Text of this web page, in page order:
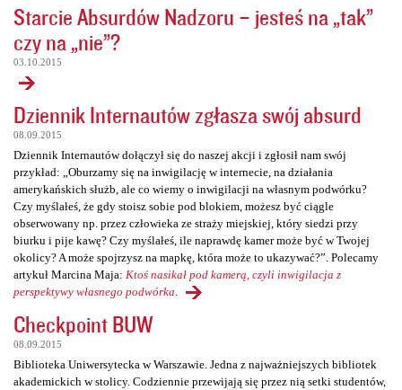
Starcie Absurdów Nadzoru – jesteś na „tak”
czy na „nie”?
03.10.2015
Dziennik Internautów zgłasza swój absurd
08.09.2015
Dziennik Internautów dołączył się do naszej akcji i zgłosił nam swój
przykład: „Oburzamy się na inwigilację w internecie, na działania
amerykańskich służb, ale co wiemy o inwigilacji na własnym podwórku?
Czy myślałeś, że gdy stoisz sobie pod blokiem, możesz być ciągle
obserwowany np. przez człowieka ze straży miejskiej, który siedzi przy
biurku i pije kawę? Czy myślałeś, ile naprawdę kamer może być w Twojej
okolicy? A może spojrzysz na mapkę, która może to ukazywać?”. Polecamy
artykuł Marcina Maja: Ktoś nasikał pod kamerą, czyli inwigilacja z
perspektywy własnego podwórka
Checkpoint BUW
08.09.2015
Biblioteka Uniwersytecka w Warszawie. Jedna z najważniejszych bibliotek
akademickich w stolicy. Codziennie przewijają się przez nią setki studentów,